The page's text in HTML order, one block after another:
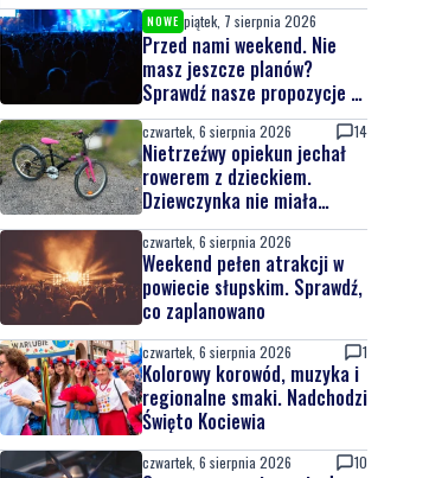
NOWE piątek, 7 sierpnia 2026
Przed nami weekend. Nie
masz jeszcze planów?
Sprawdź nasze propozycje w
powiecie wejherowskim i
puckim
czwartek, 6 sierpnia 2026 14
Nietrzeźwy opiekun jechał
rowerem z dzieckiem.
Dziewczynka nie miała
kasku
czwartek, 6 sierpnia 2026
Weekend pełen atrakcji w
powiecie słupskim. Sprawdź,
co zaplanowano
czwartek, 6 sierpnia 2026 1
Kolorowy korowód, muzyka i
regionalne smaki. Nadchodzi
Święto Kociewia
czwartek, 6 sierpnia 2026 10